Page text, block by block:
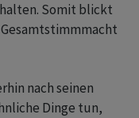
Somit blickt
nach seinen
Dinge tun,